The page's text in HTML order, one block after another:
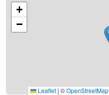
+
−
Leaflet | ©OpenStreetMap